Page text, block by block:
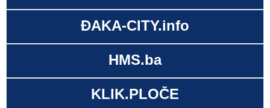
ĐAKA-CITY.info
HMS.ba
KLIK.PLOČE